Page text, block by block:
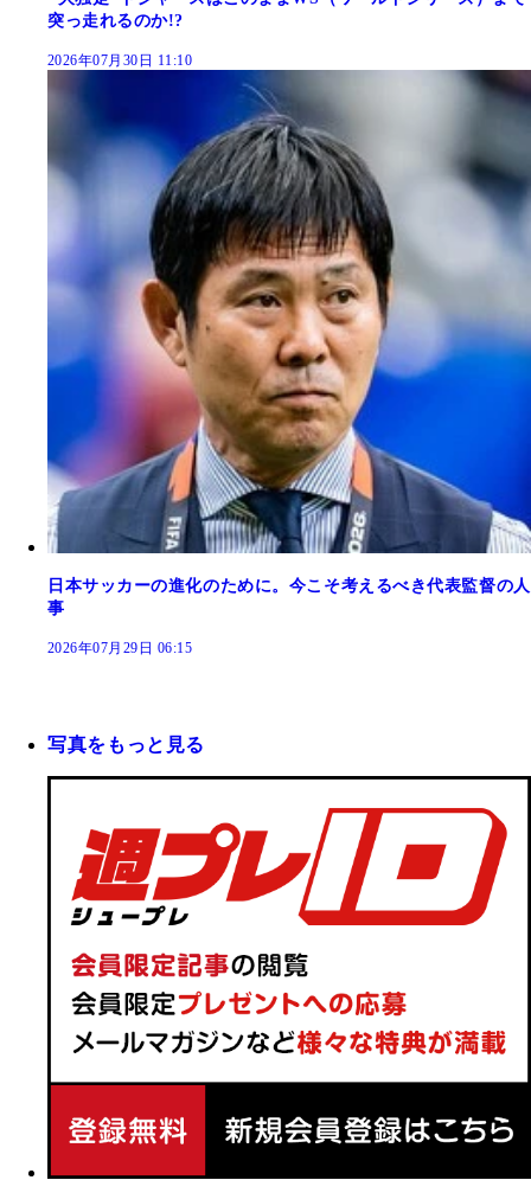
突っ走れるのか!?
2026年07月30日 11:10
日本サッカーの進化のために。今こそ考えるべき代表監督の人
事
2026年07月29日 06:15
写真をもっと見る